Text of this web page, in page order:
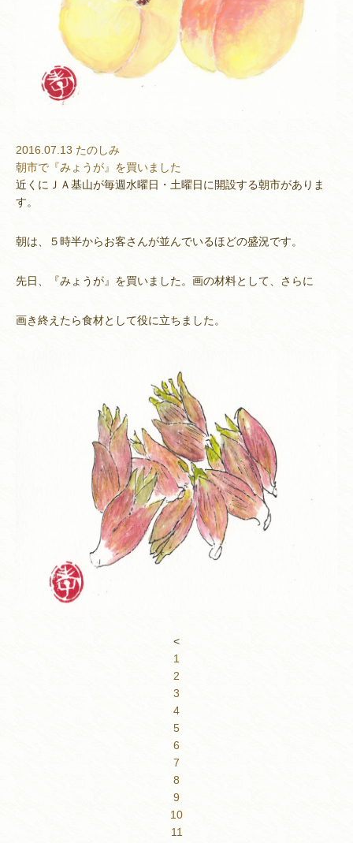
2016.07.13 たのしみ
朝市で『みょうが』を買いました
近くにＪＡ基山が毎週水曜日・土曜日に開設する朝市がありま
す。
朝は、５時半からお客さんが並んでいるほどの盛況です。
先日、『みょうが』を買いました。画の材料として、さらに
画き終えたら食材として役に立ちました。
<
1
2
3
4
5
6
7
8
9
10
11